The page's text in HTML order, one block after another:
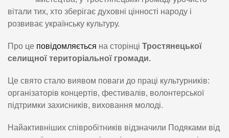
вітали тих, хто зберігає духовні цінності народу і
розвиває українську культуру.
Про це повідомляється на сторінці Тростянецької
селищної територіальної громади.
Це свято стало виявом поваги до праці культурників:
організаторів концертів, фестивалів, волонтерської
підтримки захисників, виховання молоді.
Найактивніших співробітників відзначили Подяками від